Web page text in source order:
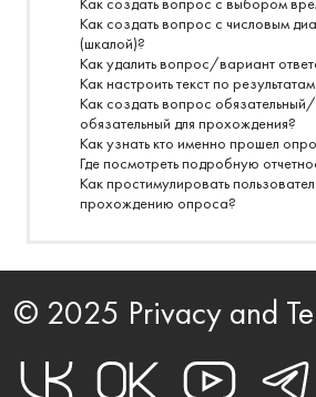
Как создать вопрос с выбором
Как создать вопрос с числовым
(шкалой)?
Как удалить вопрос/вариант
Как настроить текст по
Как создать вопрос
обязательный для прохождения?
Как узнать кто именно прошел
Где посмотреть подробную
Как простимулировать
прохождению опроса?
© 2025 Privacy and